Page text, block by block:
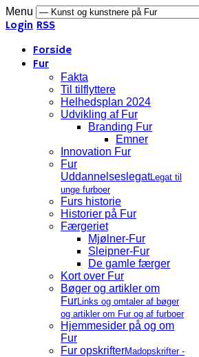
Menu
Login RSS
Forside
Fur
Fakta
Til tilflyttere
Helhedsplan 2024
Udvikling af Fur
Branding Fur
Emner
Innovation Fur
Fur
UddannelseslegatLegat til
unge furboer
Furs historie
Historier på Fur
Færgeriet
Mjølner-Fur
Sleipner-Fur
De gamle færger
Kort over Fur
Bøger og artikler om
FurLinks og omtaler af bøger
og artikler om Fur og af furboer
Hjemmesider på og om
Fur
Fur opskrifterMadopskrifter -